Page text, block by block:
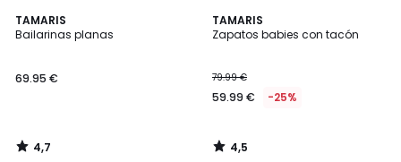
TAMARIS
Bailarinas planas
69.95 €
4,7
/ 5
4,7
/
TAMARIS
Zapatos babies con tacón
79.99 €
59.99 € -25%
4,5
/ 5
4,5
/